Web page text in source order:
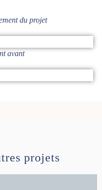
du projet
avant
projets